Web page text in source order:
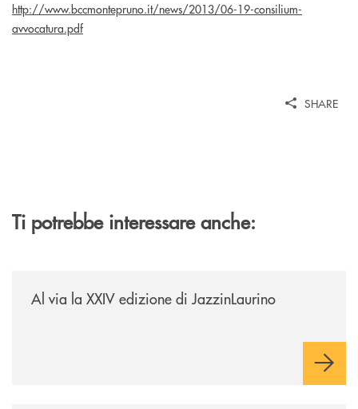
http://www.bccmontepruno.it/news/2013/06-19-consilium-
avvocatura.pdf
SHARE
Ti potrebbe interessare anche:
Al via la XXIV edizione di JazzinLaurino